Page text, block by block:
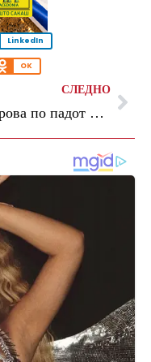
LinkedIn
OK
СЛЕДНО
Захарова по падот на дронот во Романија: „Не покажавте никакви докази“